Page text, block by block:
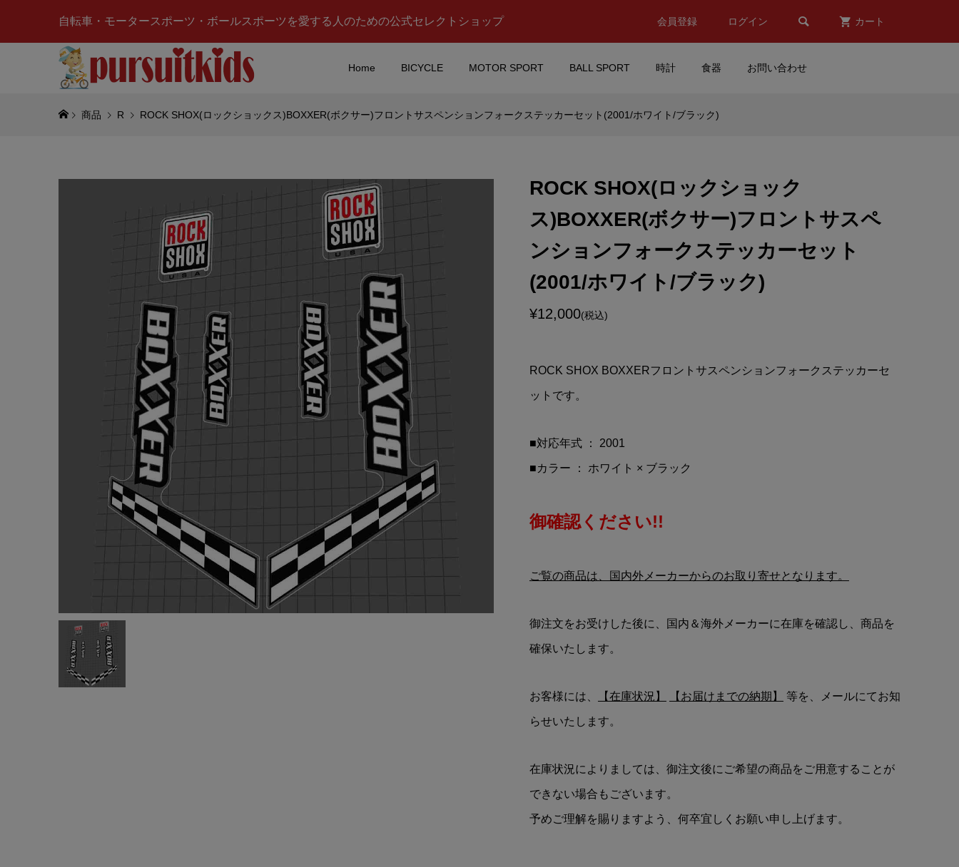
自転車・モータースポーツ・ボールスポーツを愛する人のための公式セレクトショップ 会員登録 ログイン  カート
Home BICYCLE MOTOR SPORT BALL SPORT 時計 食器 お問い合わせ
¥1,500(税込)
¥7,600(税込)
Red Bull(レッドブル)レーシ
ングチーム マグカップ(ホワ
PENNZOIL(ペンズオイル)ス
テッカー
¥950(税込)
PETRONAS YAMAHA(ペト
ロナス ヤマハ)Official
ASTON MARTIN aramco(ア
ストンマーチン アラムコ)F1
TEAMマグカップ(2023/グ...
¥14,400(税込)
ヤー マグカップ
アンリミテッド)TOKYO M...
商品 R ROCK SHOX(ロックショックス)BOXXER(ボクサー)フロントサスペンションフォークステッカーセット(2001/ホワイト/ブラック)
ROCK SHOX(ロックショック
ス)BOXXER(ボクサー)フロントサスペ
ンションフォークステッカーセット
(2001/ホワイト/ブラック)
¥12,000(税込)
ROCK SHOX BOXXERフロントサスペンションフォークステッカーセ
ットです。
■対応年式 ： 2001
■カラー ： ホワイト × ブラック
御確認ください!!
ご覧の商品は、国内外メーカーからのお取り寄せとなります。
御注文をお受けした後に、国内＆海外メーカーに在庫を確認し、商品を
確保いたします。
お客様には、 【在庫状況】 【お届けまでの納期】 等を、メールにてお知
らせいたします。
在庫状況によりましては、御注文後にご希望の商品をご用意することが
できない場合もございます。
予めご理解を賜りますよう、何卒宜しくお願い申し上げます。